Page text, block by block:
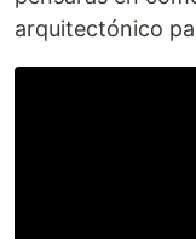
arquitectónico